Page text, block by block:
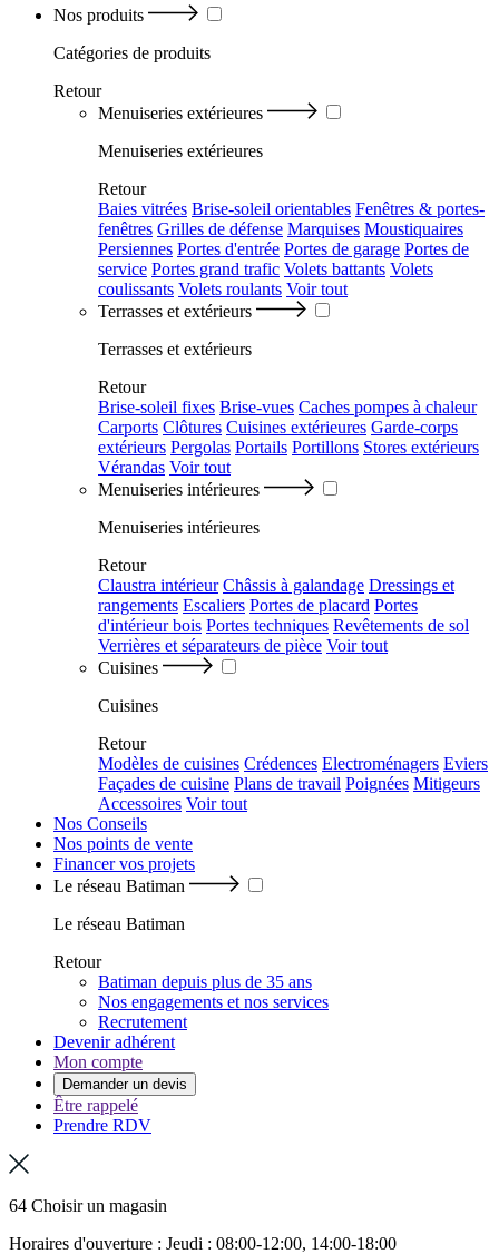
Nos produits
Catégories de produits
Retour
Menuiseries extérieures
Menuiseries extérieures
Retour
Baies vitrées Brise-soleil orientables Fenêtres & portes-
fenêtres Grilles de défense Marquises Moustiquaires
Persiennes Portes d'entrée Portes de garage Portes de
service Portes grand trafic Volets battants Volets
coulissants Volets roulants Voir tout
Terrasses et extérieurs
Terrasses et extérieurs
Retour
Brise-soleil fixes Brise-vues Caches pompes à chaleur
Carports Clôtures Cuisines extérieures Garde-corps
extérieurs Pergolas Portails Portillons Stores extérieurs
Vérandas Voir tout
Menuiseries intérieures
Menuiseries intérieures
Retour
Claustra intérieur Châssis à galandage Dressings et
rangements Escaliers Portes de placard Portes
d'intérieur bois Portes techniques Revêtements de sol
Verrières et séparateurs de pièce Voir tout
Cuisines
Cuisines
Retour
Modèles de cuisines Crédences Electroménagers Eviers
Façades de cuisine Plans de travail Poignées Mitigeurs
Accessoires Voir tout
Nos Conseils
Nos points de vente
Financer vos projets
Le réseau Batiman
Le réseau Batiman
Retour
Batiman depuis plus de 35 ans
Nos engagements et nos services
Recrutement
Devenir adhérent
Mon compte
Demander un devis
Être rappelé
Prendre RDV
64 Choisir un magasin
Horaires d'ouverture : Jeudi : 08:00-12:00, 14:00-18:00